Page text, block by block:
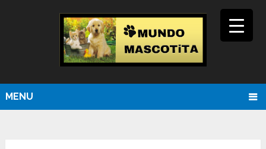
MENU